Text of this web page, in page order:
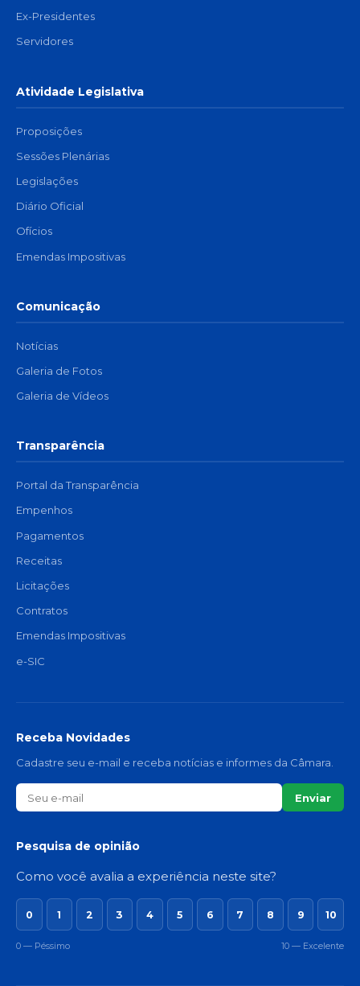
Ex-Presidentes
Servidores
Atividade Legislativa
Proposições
Sessões Plenárias
Legislações
Diário Oficial
Ofícios
Emendas Impositivas
Comunicação
Notícias
Galeria de Fotos
Galeria de Vídeos
Transparência
Portal da Transparência
Empenhos
Pagamentos
Receitas
Licitações
Contratos
Emendas Impositivas
e-SIC
Receba Novidades
Cadastre seu e-mail e receba notícias e informes da Câmara.
Enviar
Pesquisa de opinião
Como você avalia a experiência neste site?
0 1 2 3 4 5 6 7 8 9 10
0 — Péssimo 10 — Excelente